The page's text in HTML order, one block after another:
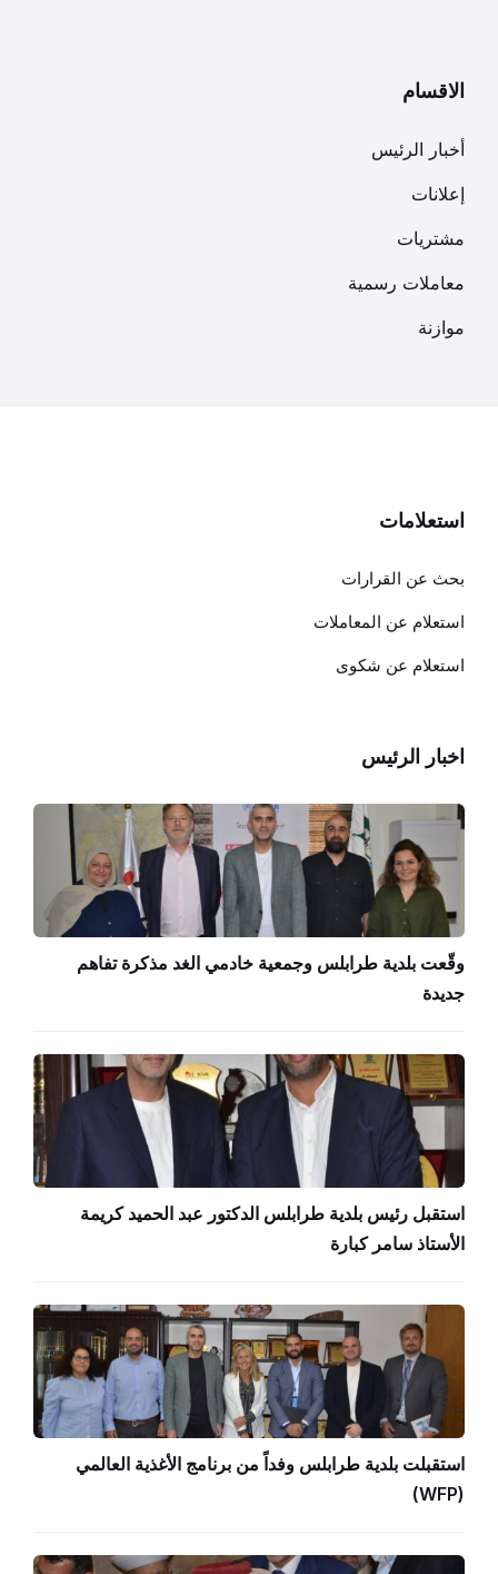
الاقسام
أخبار الرئيس
إعلانات
مشتريات
معاملات رسمية
موازنة
استعلامات
بحث عن القرارات
استعلام عن المعاملات
استعلام عن شكوى
اخبار الرئيس
وقّعت بلدية طرابلس وجمعية خادمي الغد مذكرة تفاهم
جديدة
استقبل رئيس بلدية طرابلس الدكتور عبد الحميد كريمة
الأستاذ سامر كبارة
استقبلت بلدية طرابلس وفداً من برنامج الأغذية العالمي
(WFP)